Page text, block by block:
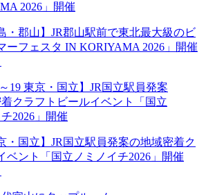
・郡山】JR郡山駅前で東北最大級のビ
ーフェスタ IN KORIYAMA 2026」開催
・国立】JR国立駅員発案の地域密着ク
ベント「国立ノミノイチ2026」開催